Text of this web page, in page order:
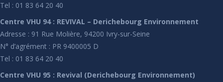
Tel : 01 83 64 20 40
Centre VHU 94 : REVIVAL – Derichebourg Environnement
Adresse : 91 Rue Molière, 94200 Ivry-sur-Seine
N° d’agrément : PR 9400005 D
Tel : 01 83 64 20 40
Centre VHU 95 : Revival (Derichebourg Environnement)